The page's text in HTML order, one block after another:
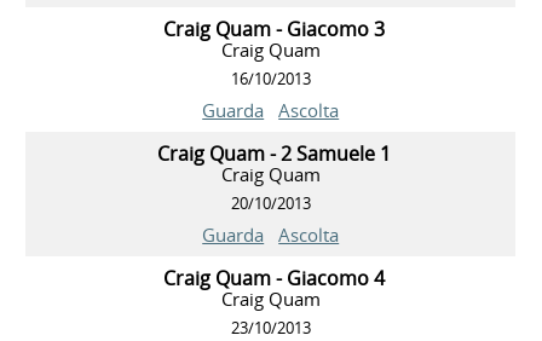
Craig Quam - Giacomo 3
Craig Quam
16/10/2013
Guarda Ascolta
Craig Quam - 2 Samuele 1
Craig Quam
20/10/2013
Guarda Ascolta
Craig Quam - Giacomo 4
Craig Quam
23/10/2013